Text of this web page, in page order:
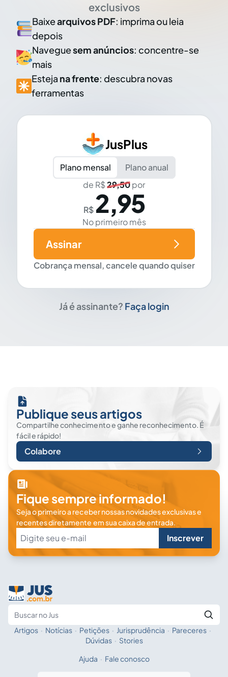
exclusivos
Baixearquivos PDF: imprima ou leia
depois
Naveguesem anúncios: concentre-se
mais
Esteja na frente: descubra novas
ferramentas
JusPlus
Plano mensal
Plano anual
de R$29,50por
R$ 2,95
No primeiro mês
Cobrança mensal, cancele quando quiser
Assinar
Já é assinante? Faça login
Publique seus artigos
Compartilhe conhecimento e ganhe reconhecimento. É
fácil e rápido!
Colabore
Fique sempre informado!
Seja o primeiro a receber nossas novidades exclusivas e
recentes diretamente em sua caixa de entrada.
Inscrever
Fale com a IA
Artigos · Notícias · Petições · Jurisprudência · Pareceres ·
Dúvidas · Stories
Ajuda · Fale conosco